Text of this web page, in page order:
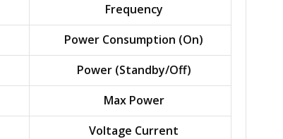
Frequency
Power Consumption (On)
Power (Standby/Off)
Max Power
Voltage Current